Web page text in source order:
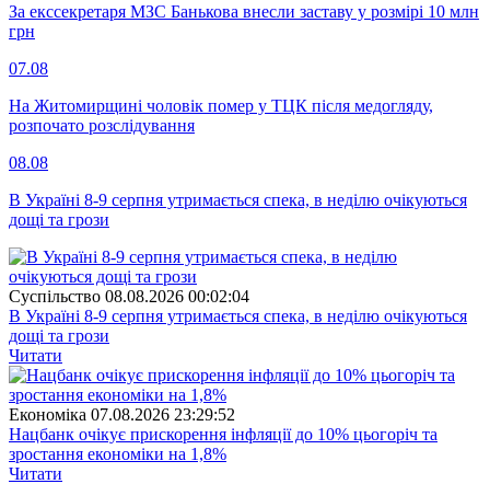
За екссекретаря МЗС Банькова внесли заставу у розмірі 10 млн
грн
07.08
На Житомирщині чоловік помер у ТЦК після медогляду,
розпочато розслідування
08.08
В Україні 8-9 серпня утримається спека, в неділю очікуються
дощі та грози
Суспiльство 08.08.2026 00:02:04
В Україні 8-9 серпня утримається спека, в неділю очікуються
дощі та грози
Читати
Економіка 07.08.2026 23:29:52
Нацбанк очікує прискорення інфляції до 10% цьогоріч та
зростання економіки на 1,8%
Читати